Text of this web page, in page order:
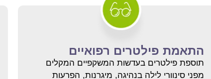
התאמת פילטרים רפואיים
תוספת פילטרים בעדשות המשקפיים המקלים
מפני סינוורי לילה בנהיגה, מיגרנות, הפרעות